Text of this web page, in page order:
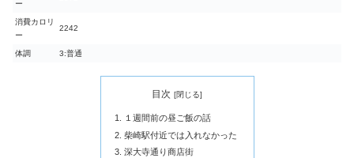
ー
消費カロリ
ー
2242
体調 3:普通
目次
１週間前の昼ご飯の話
柴崎駅付近では入れなかった
深大寺通り商店街